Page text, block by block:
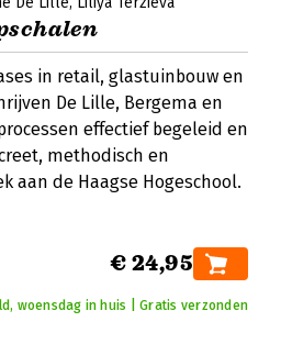
in retail, glastuinbouw en
De Lille, Bergema en
effectief begeleid en
methodisch en
aan de Haagse Hogeschool.
€ 24,95
woensdag in huis | Gratis verzonden